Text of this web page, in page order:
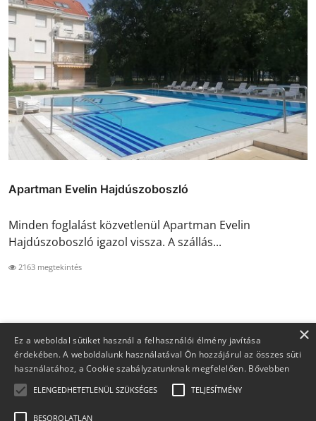
Apartman Evelin Hajdúszoboszló
Minden foglalást közvetlenül Apartman Evelin
Hajdúszoboszló igazol vissza. A szállás...
2163 megtekintés
×
Ez a weboldal sütiket használ a felhasználói élmény javítása
érdekében. A weboldalunk használatával Ön hozzájárul az összes süti
használatához, a Cookie szabályzatunknak megfelelően. Bővebben
ELENGEDHETETLENÜL SZÜKSÉGES TELJESÍTMÉNY
BESOROLATLAN